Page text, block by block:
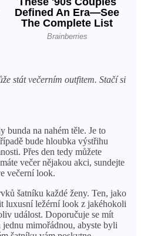
stát večerním outfitem. Stačí si
bunda na nahém těle. Je to
bude hloubka výstřihu
Přes den tedy můžete
večer nějakou akci, sundejte
večerní look.
šatníku každé ženy. Ten, jako
luxusní ležérní look z jakéhokoli
událost. Doporučuje se mít
mimořádnou, abyste byli